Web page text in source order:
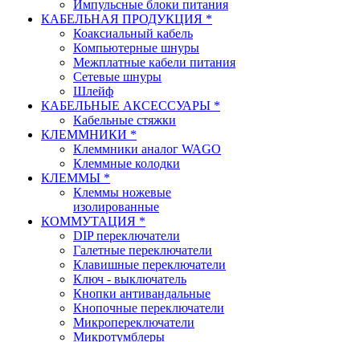
Импульсные блоки питания
КАБЕЛЬНАЯ ПРОДУКЦИЯ *
Коаксиальный кабель
Компьютерные шнуры
Межплатные кабели питания
Сетевые шнуры
Шлейф
КАБЕЛЬНЫЕ АКСЕССУАРЫ *
Кабельные стяжки
КЛЕММНИКИ *
Клеммники аналог WAGO
Клеммные колодки
КЛЕММЫ *
Клеммы ножевые
изолированные
КОММУТАЦИЯ *
DIP переключатели
Галетные переключатели
Клавишные переключатели
Ключ - выключатель
Кнопки антивандальные
Кнопочные переключатели
Микропереключатели
Микротумблеры